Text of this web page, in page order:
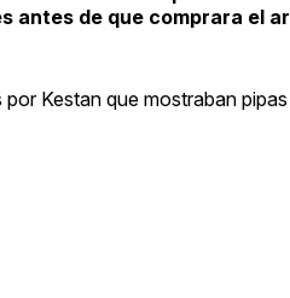
antes de que comprara el
Kestan que mostraban